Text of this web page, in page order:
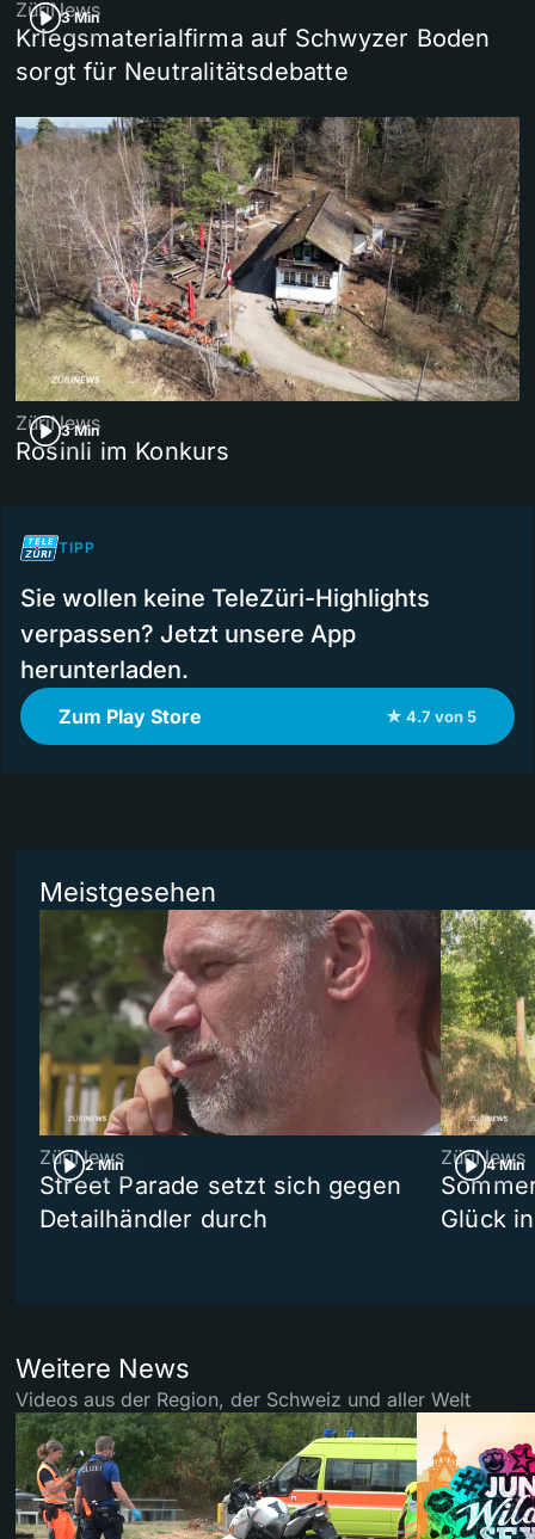
3 Min
ZüriNews
Kriegsmaterialfirma auf Schwyzer Boden
sorgt für Neutralitätsdebatte
3 Min
ZüriNews
Rosinli im Konkurs
TIPP
Sie wollen keine TeleZüri-Highlights
verpassen? Jetzt unsere App
herunterladen.
Zum Play Store ★ 4.7 von 5
Meistgesehen
2 Min
ZüriNews
Street Parade setzt sich gegen
Detailhändler durch
4 Min
ZüriNews
Glück
Weitere News
Videos aus der Region, der Schweiz und aller Welt